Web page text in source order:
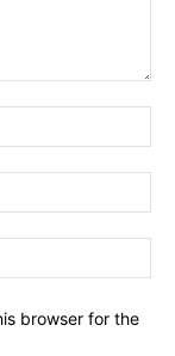
browser for the